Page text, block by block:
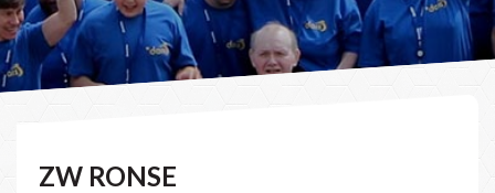
ZW RONSE